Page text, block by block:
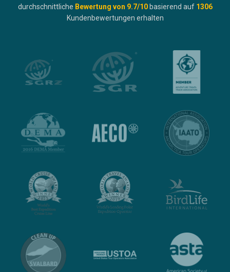
durchschnittliche Bewertung von 9.7/10 basierend auf 1306
Kundenbewertungen erhalten